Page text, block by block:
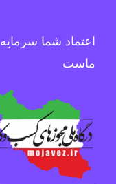
اعتماد شما سرمایه
ماست